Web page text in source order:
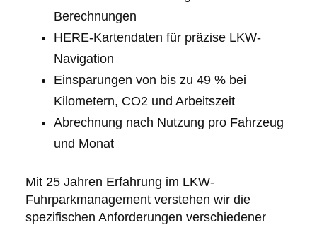
Berechnungen
HERE-Kartendaten für präzise LKW-
Navigation
Einsparungen von bis zu 49 % bei
Kilometern, CO2 und Arbeitszeit
Abrechnung nach Nutzung pro Fahrzeug
und Monat
Mit 25 Jahren Erfahrung im LKW-
Fuhrparkmanagement verstehen wir die
spezifischen Anforderungen verschiedener